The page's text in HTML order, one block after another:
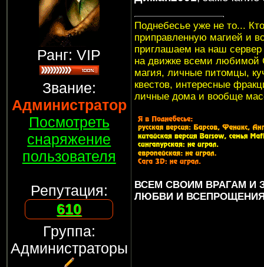
Ранг: VIP
Звание:
Администратор
Посмотреть
снаряжение
пользователя
Репутация:
610
Группа:
Администраторы
Поднебесье уже не то...
приправленную магией и
приглашаем на наш сервер
на движке всеми любимой
магия, личные питомцы,
квестов, интересные
личные дома и вообще
ВСЕМ СВОИМ ВРАГАМ
ЛЮБВИ И